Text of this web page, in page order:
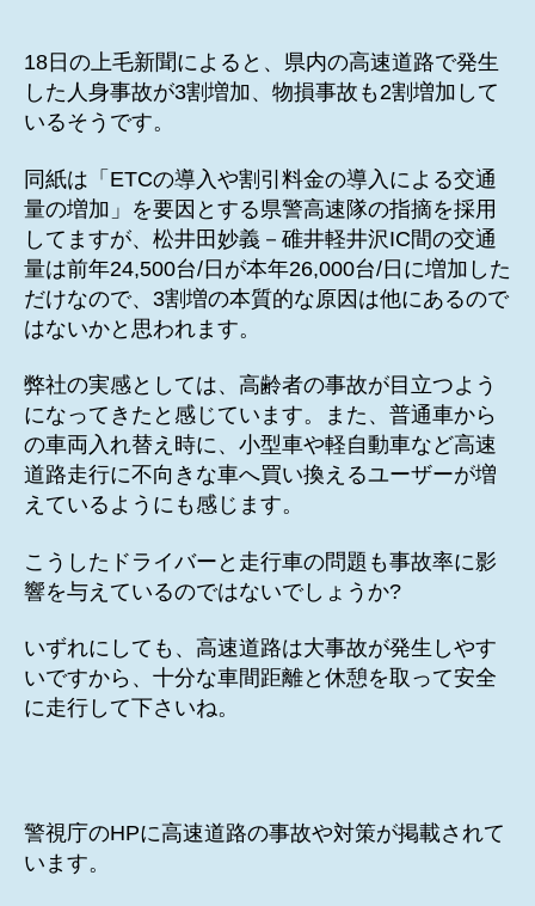
18日の上毛新聞によると、県内の高速道路で発生
した人身事故が3割増加、物損事故も2割増加して
いるそうです。
同紙は「ETCの導入や割引料金の導入による交通
量の増加」を要因とする県警高速隊の指摘を採用
してますが、松井田妙義－碓井軽井沢IC間の交通
量は前年24,500台/日が本年26,000台/日に増加した
だけなので、3割増の本質的な原因は他にあるので
はないかと思われます。
弊社の実感としては、高齢者の事故が目立つよう
になってきたと感じています。また、普通車から
の車両入れ替え時に、小型車や軽自動車など高速
道路走行に不向きな車へ買い換えるユーザーが増
えているようにも感じます。
こうしたドライバーと走行車の問題も事故率に影
響を与えているのではないでしょうか?
いずれにしても、高速道路は大事故が発生しやす
いですから、十分な車間距離と休憩を取って安全
に走行して下さいね。
警視庁のHPに高速道路の事故や対策が掲載されて
います。